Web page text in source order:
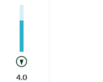
4.0